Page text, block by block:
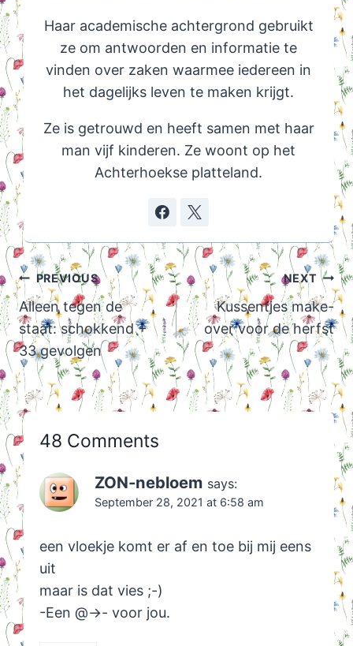
Haar academische achtergrond gebruikt
ze om antwoorden en informatie te
vinden over zaken waarmee iedereen in
het dagelijks leven te maken krijgt.
Ze is getrouwd en heeft samen met haar
man vijf kinderen. Ze woont op het
Achterhoekse platteland.
Post
navigation
PREVIOUS
Alleen tegen de
staat: schokkend +
33 gevolgen
NEXT
Kussentjes make-
over voor de herfst
48 Comments
ZON-nebloem says:
September 28, 2021 at 6:58 am
een vloekje komt er af en toe bij mij eens
uit
maar is dat vies ;-)
-Een @->- voor jou.